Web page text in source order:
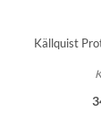
Källquist